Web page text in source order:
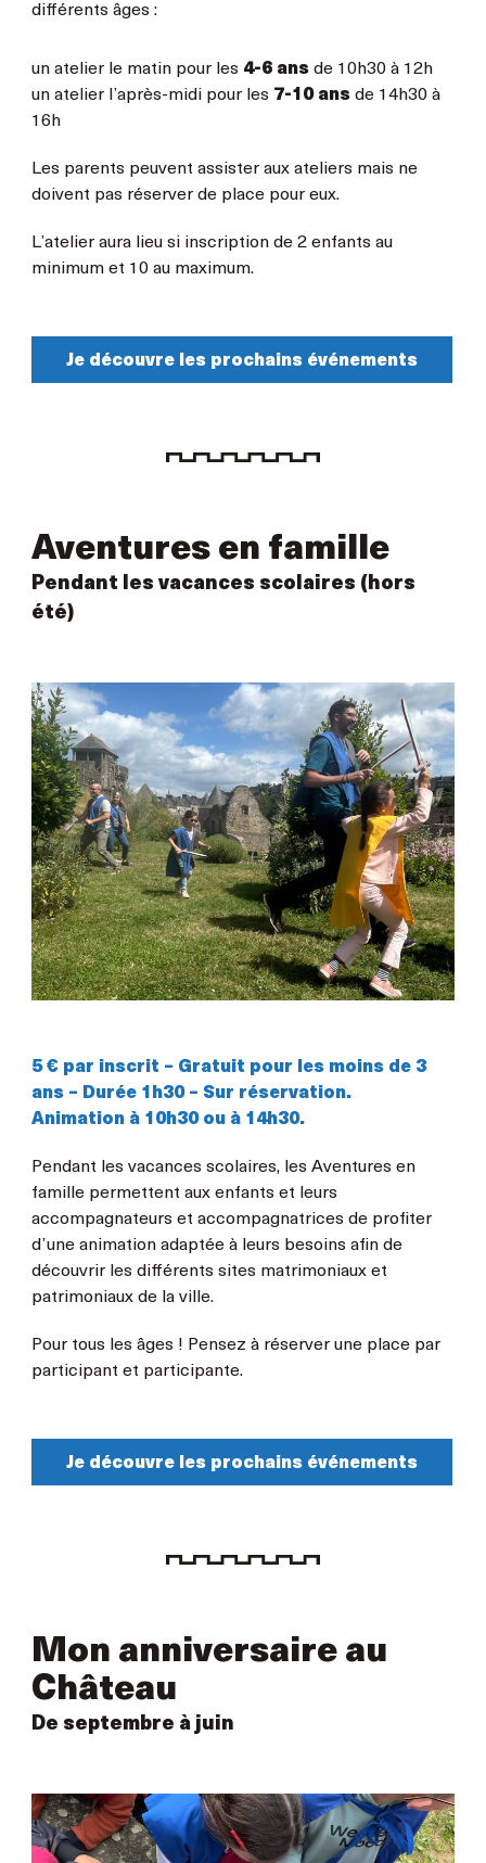
différents âges :
un atelier le matin pour les 4-6 ansde 10h30 à 12h
un atelier l’après-midi pour les 7-10 ans de 14h30 à
16h
Les parents peuvent assister aux ateliers mais ne
doivent pas réserver de place pour eux.
L’atelier aura lieu si inscription de 2 enfants au
minimum et 10 au maximum.
Je découvre les prochains événements
Aventures en famille
Pendant les vacances scolaires (hors
été)
5 € par inscrit – Gratuit pour les moins de 3
ans – Durée 1h30 – Sur réservation.
Animation à 10h30 ou à 14h30.
Pendant les vacances scolaires, les Aventures en
famille permettent aux enfants et leurs
accompagnateurs et accompagnatrices de profiter
d’une animation adaptée à leurs besoins afin de
découvrir les différents sites matrimoniaux et
patrimoniaux de la ville.
Pour tous les âges ! Pensez à réserver une place par
participant et participante.
Je découvre les prochains événements
Mon anniversaire au
Château
De septembre à juin